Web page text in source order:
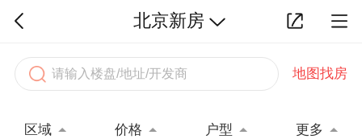
北京新房
地图找房
区域 价格 户型 更多